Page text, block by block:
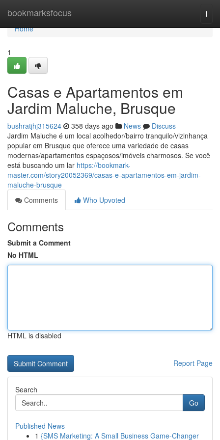
bookmarksfocus
Home
Home
1
Casas e Apartamentos em
Jardim Maluche, Brusque
bushratjhj315624 358 days ago News
Discuss
Jardim Maluche é um local acolhedor/bairro tranquilo/vizinhança
popular em Brusque que oferece uma variedade de casas
modernas/apartamentos espaçosos/imóveis charmosos. Se você
está buscando um lar https://bookmark-
master.com/story20052369/casas-e-apartamentos-em-jardim-
maluche-brusque
Comments
Who Upvoted
Comments
Submit a Comment
No HTML
HTML is disabled
Report Page
Search
Go
Published News
1 {SMS Marketing: A Small Business Game-Changer